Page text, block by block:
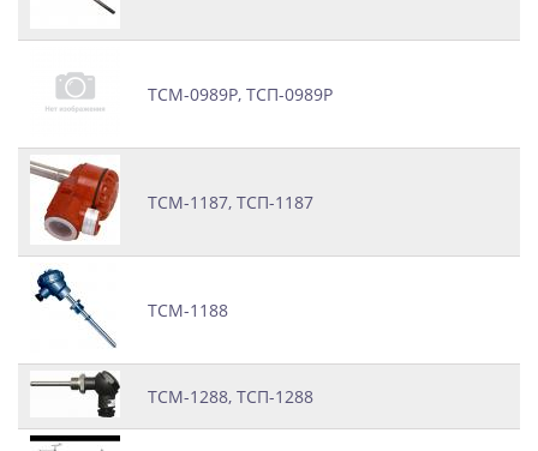
ТСМ-0989Р, ТСП-0989Р
ТСМ-1187, ТСП-1187
ТСМ-1188
ТСМ-1288, ТСП-1288